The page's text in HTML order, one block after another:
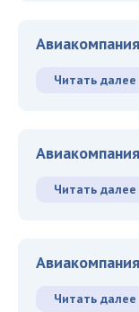
Читать далее
Читать далее
Читать далее